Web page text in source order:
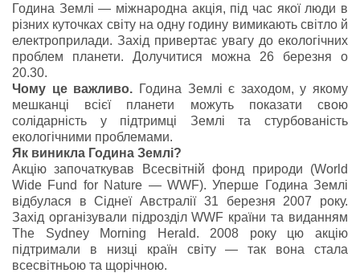
Година Землі ― міжнародна акція, під час якої люди в
різних куточках світу на одну годину вимикають світло й
електроприлади. Захід привертає увагу до екологічних
проблем планети. Долучитися можна 26 березня о
20.30.
Чому це важливо. Година Землі є заходом, у якому
мешканці всієї планети можуть показати свою
солідарність у підтримці Землі та стурбованість
екологічними проблемами.
Як виникла Година Землі?
Акцію започаткував Всесвітній фонд природи (World
Wide Fund for Naturе ― WWF). Уперше Година Землі
відбулася в Сіднеї Австралії 31 березня 2007 року.
Захід організували підрозділ WWF країни та виданням
The Sydney Morning Herald. 2008 року цю акцію
підтримали в низці країн світу ― так вона стала
всесвітньою та щорічною.